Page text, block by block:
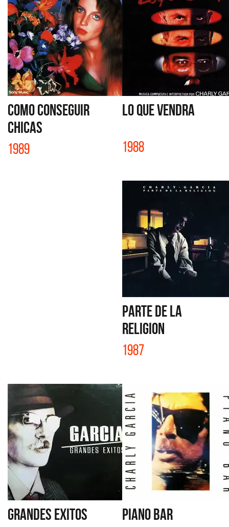
COMO CONSEGUIR
CHICAS
1989
LO QUE VENDRA
1988
PARTE DE LA
RELIGION
1987
GRANDES EXITOS PIANO BAR